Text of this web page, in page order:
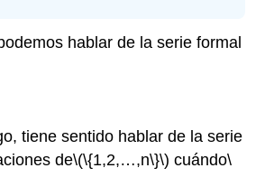
hablar de la serie formal
tiene sentido hablar de la serie
de\(\{1,2,…,n\}\) cuándo\